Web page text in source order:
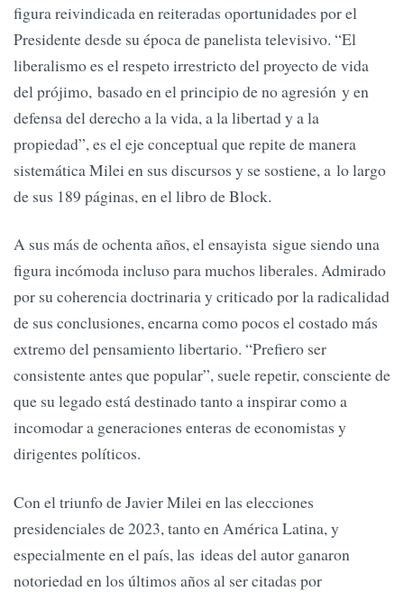
figura reivindicada en reiteradas oportunidades por el
Presidente desde su época de panelista televisivo. “El
liberalismo es el respeto irrestricto del proyecto de vida
del prójimo, basado en el principio de no agresión y en
defensa del derecho a la vida, a la libertad y a la
propiedad”, es el eje conceptual que repite de manera
sistemática Milei en sus discursos y se sostiene, a lo largo
de sus 189 páginas, en el libro de Block.
A sus más de ochenta años, el ensayista sigue siendo una
figura incómoda incluso para muchos liberales. Admirado
por su coherencia doctrinaria y criticado por la radicalidad
de sus conclusiones, encarna como pocos el costado más
extremo del pensamiento libertario. “Prefiero ser
consistente antes que popular”, suele repetir, consciente de
que su legado está destinado tanto a inspirar como a
incomodar a generaciones enteras de economistas y
dirigentes políticos.
Con el triunfo de Javier Milei en las elecciones
presidenciales de 2023, tanto en América Latina, y
especialmente en el país, las ideas del autor ganaron
notoriedad en los últimos años al ser citadas por